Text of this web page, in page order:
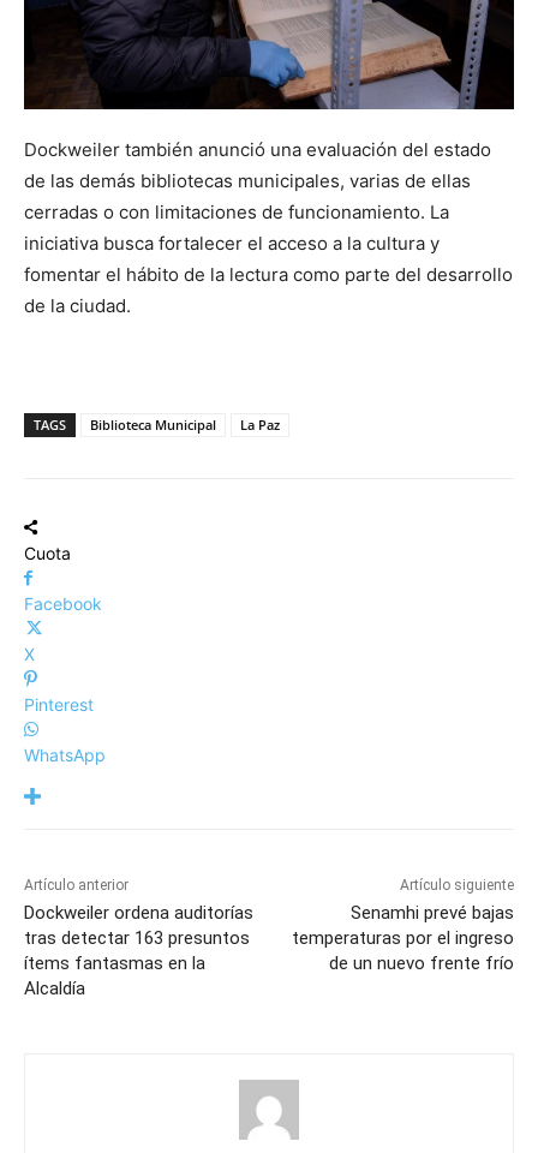
Dockweiler también anunció una evaluación del estado
de las demás bibliotecas municipales, varias de ellas
cerradas o con limitaciones de funcionamiento. La
iniciativa busca fortalecer el acceso a la cultura y
fomentar el hábito de la lectura como parte del desarrollo
de la ciudad.
TAGS Biblioteca Municipal La Paz
Cuota
Facebook
X
Pinterest
WhatsApp
Artículo anterior
Dockweiler ordena auditorías
tras detectar 163 presuntos
ítems fantasmas en la
Alcaldía
Artículo siguiente
Senamhi prevé bajas
temperaturas por el ingreso
de un nuevo frente frío